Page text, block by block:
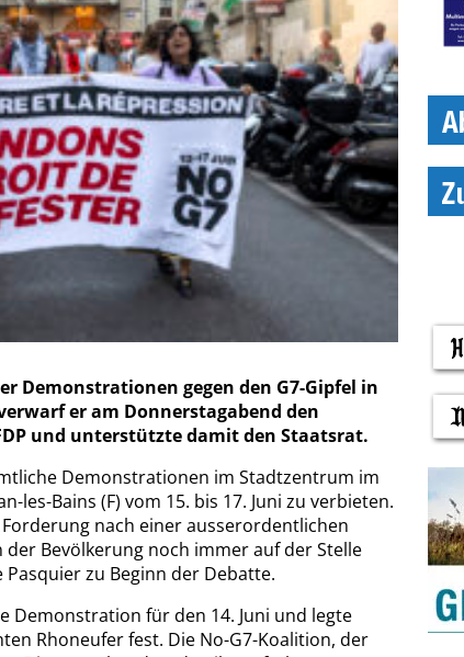
Demonstrationen gegen den G7-Gipfel in
er am Donnerstagabend den
und unterstützte damit den Staatsrat.
Demonstrationen im Stadtzentrum im
les-Bains (F) vom 15. bis 17. Juni zu verbieten.
nach einer ausserordentlichen
Bevölkerung noch immer auf der Stelle
zu Beginn der Debatte.
Demonstration für den 14. Juni und legte
Rhoneufer fest. Die No-G7-Koalition, der